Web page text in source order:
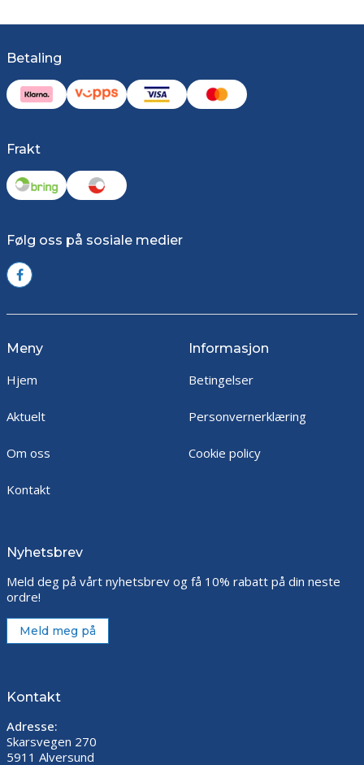
Betaling
Frakt
Følg oss på sosiale medier
Meny
Hjem
Aktuelt
Om oss
Kontakt
Informasjon
Betingelser
Personvernerklæring
Cookie policy
Nyhetsbrev
Meld deg på vårt nyhetsbrev og få 10% rabatt på din neste
ordre!
Meld meg på
Kontakt
Adresse:
Skarsvegen 270
5911 Alversund